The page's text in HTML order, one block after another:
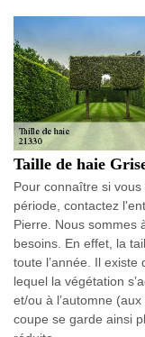
Taille de haie
Pour connaître si
période, contactez
Pierre. Nous sommes
besoins. En effet, la
toute l’année. Il
lequel la végétation
et/ou à l’automne
coupe se garde ainsi